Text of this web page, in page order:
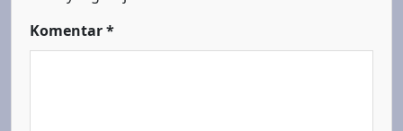
Komentar*